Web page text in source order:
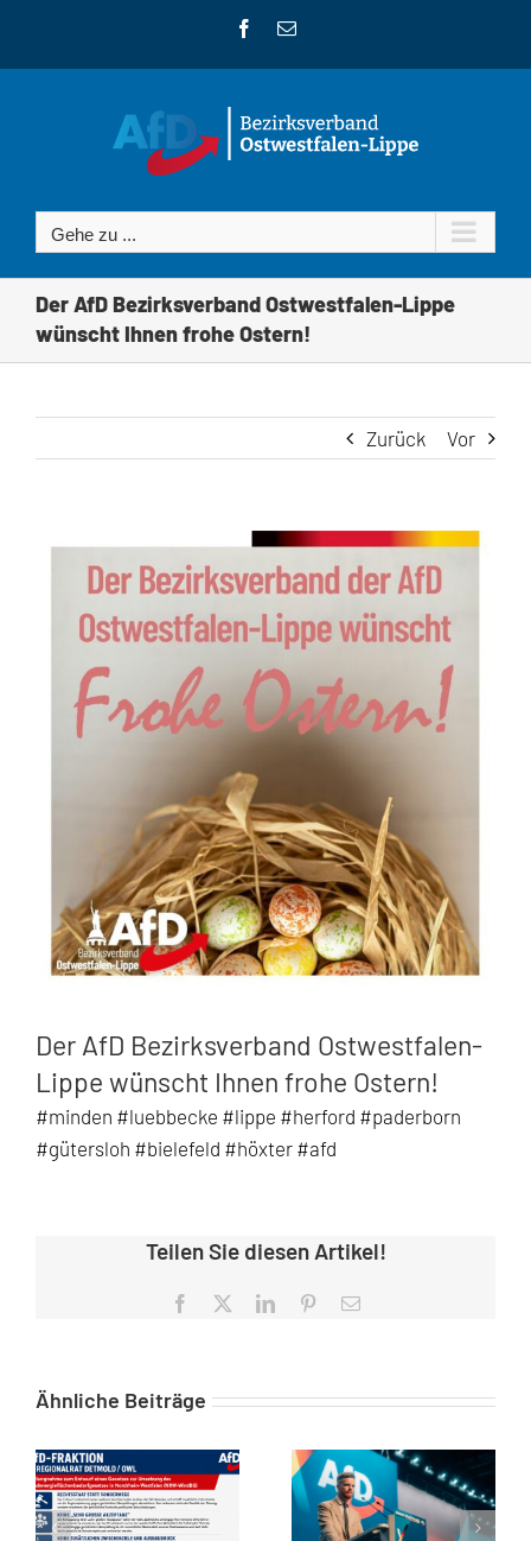
Facebook
E-
Gehe zu ...
Der AfD Bezirksverband Ostwestfalen-Lippe
wünscht Ihnen frohe Ostern!
Zurück Vor
Zeige
grösseres
Der AfD Bezirksverband Ostwestfalen-
Lippe wünscht Ihnen frohe Ostern!
#minden #luebbecke #lippe #herford #paderborn
#gütersloh #bielefeld #höxter #afd
Teilen Sie diesen Artikel!
Facebook LinkedInPinterest
E-
Ähnliche Beiträge